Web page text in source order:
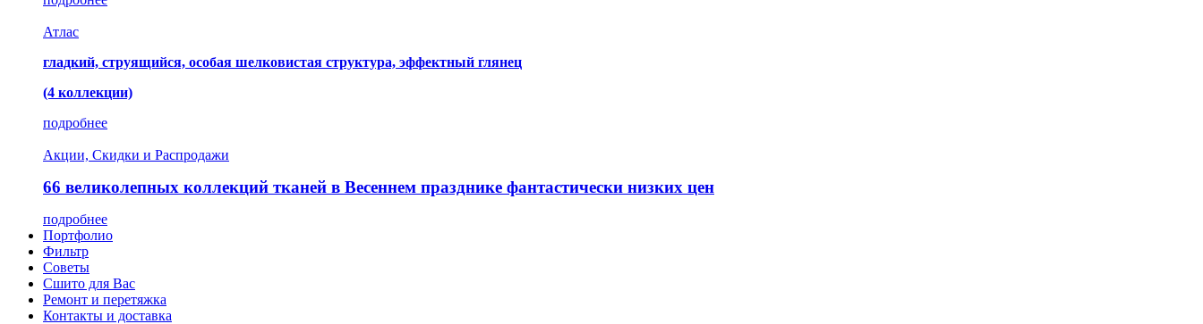
Атлас
гладкий, струящийся, особая шелковистая структура, эффектный глянец
(4 коллекции)
подробнее
Акции, Скидки и Распродажи
66 великолепных коллекций тканей в Весеннем празднике фантастически низких цен
подробнее
Портфолио
Фильтр
Советы
Сшито для Вас
Ремонт и перетяжка
Контакты и доставка